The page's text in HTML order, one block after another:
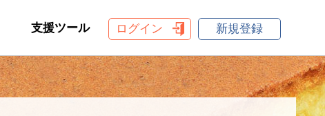
支援ツール ログイン 新規登録